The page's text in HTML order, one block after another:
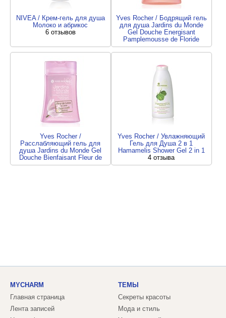
NIVEA / Крем-гель для душа
Молоко и абрикос
6 отзывов
Yves Rocher / Бодрящий гель
для душа Jardins du Monde
Gel Douche Energisant
Pamplemousse de Floride
5 отзывов
Yves Rocher /
Расслабляющий гель для
душа Jardins du Monde Gel
Douche Bienfaisant Fleur de
Lotus du Laose
Yves Rocher / Увлажняющий
Гель для Душа 2 в 1
Hamamelis Shower Gel 2 in 1
4 отзыва
MYCHARM
Главная страница
Лента записей
ТЕМЫ
Секреты красоты
Мода и стиль